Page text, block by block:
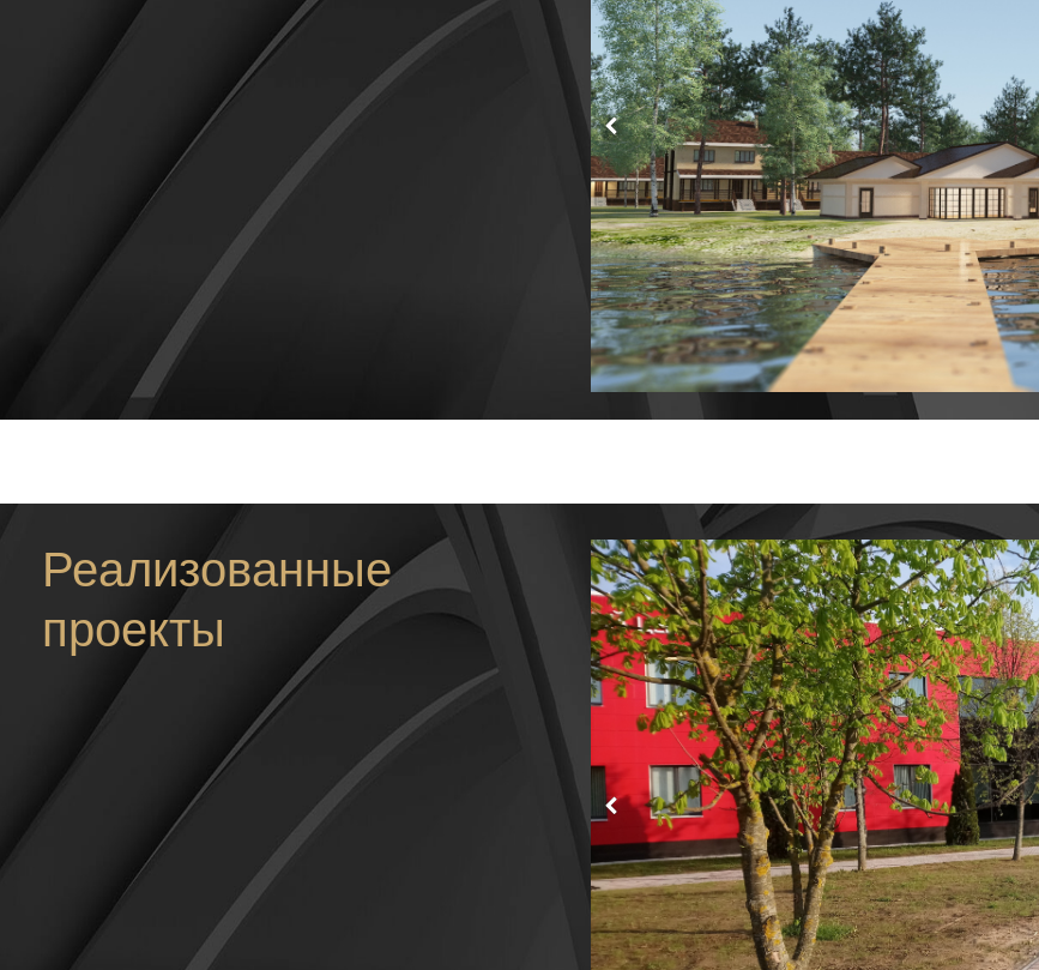
Реализованные
проекты